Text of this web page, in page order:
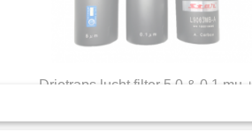
Drietraps lucht filter 5.0 & 0,1 mu +